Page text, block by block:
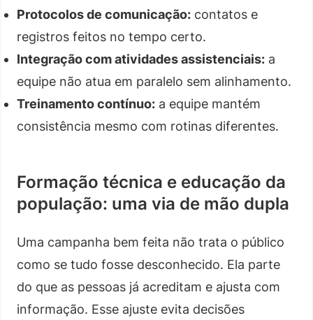
Protocolos de comunicação: contatos e
registros feitos no tempo certo.
Integração com atividades assistenciais: a
equipe não atua em paralelo sem alinhamento.
Treinamento contínuo: a equipe mantém
consistência mesmo com rotinas diferentes.
Formação técnica e educação da
população: uma via de mão dupla
Uma campanha bem feita não trata o público
como se tudo fosse desconhecido. Ela parte
do que as pessoas já acreditam e ajusta com
informação. Esse ajuste evita decisões